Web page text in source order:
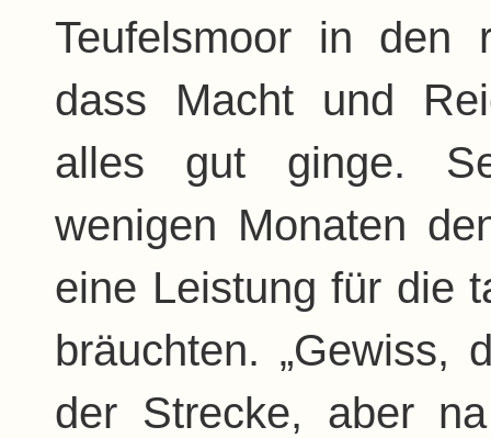
Teufelsmoor in den
dass Macht und
alles gut ginge.
wenigen Monaten
eine Leistung für die
bräuchten. „Gewiss,
der Strecke, aber